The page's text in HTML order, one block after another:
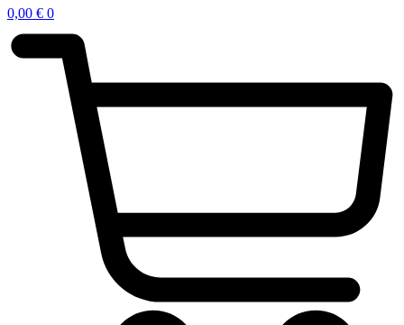
0,00 € 0